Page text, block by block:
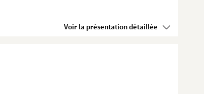
Voir la présentation détaillée